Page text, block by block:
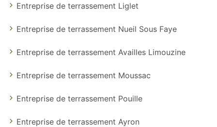
Entreprise de terrassement Liglet
Entreprise de terrassement Nueil Sous Faye
Entreprise de terrassement Availles Limouzine
Entreprise de terrassement Moussac
Entreprise de terrassement Pouille
Entreprise de terrassement Ayron